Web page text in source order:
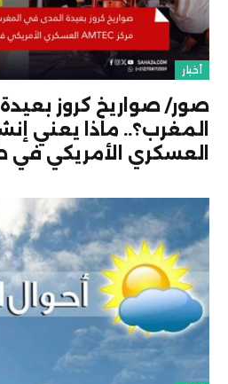
أخبار
صور/ صواريخ كروز
العسكري الأمريكي في